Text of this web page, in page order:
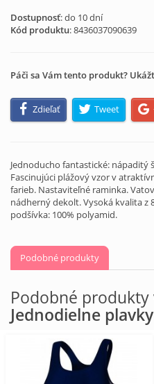
Dostupnosť: do 10 dní
Kód produktu:8436037090639
Páči sa Vám tento produkt?
Zdieľať Tweet
Jednoducho fantastické: nápaditý
Fascinujúci plážový vzor v
farieb. Nastaviteľné raminka.
nádherný dekolt. Vysoká kvalita z
podšívka: 100% polyamid.
Podobné produkty
Podobné produkty
Jednodielne plavky